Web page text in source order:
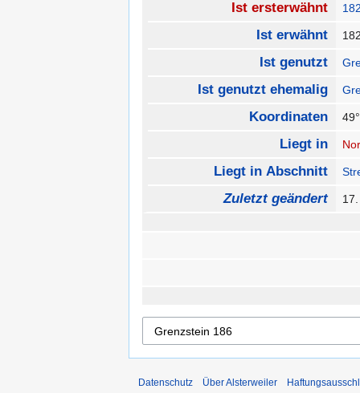
Ist ersterwähnt
Ist erwähnt
Ist genutzt
Ist genutzt ehemalig
Koordinaten
Liegt in
Liegt in Abschnitt
Zuletzt geändert
Datenschutz Über Alsterweiler